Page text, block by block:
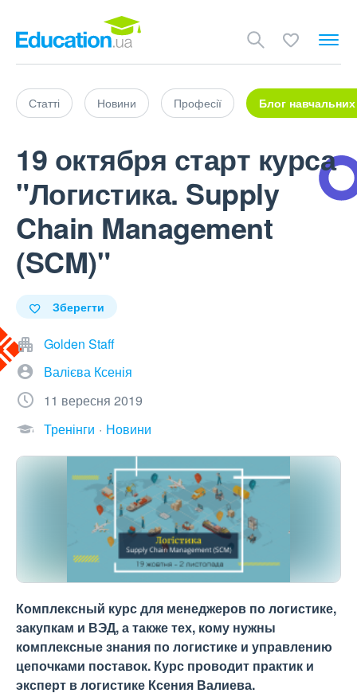
Статті Новини Професії Блог навчальних
19 октября старт курса
"Логистика. Supply
Chain Management
(SCM)"
Зберегти
Golden Staff
Валієва Ксенія
11 вересня 2019
Тренінги
Новини
Комплексный курс для менеджеров по логистике,
закупкам и ВЭД, а также тех, кому нужны
комплексные знания по логистике и управлению
цепочками поставок. Курс проводит практик и
эксперт в логистике Ксения Валиева.